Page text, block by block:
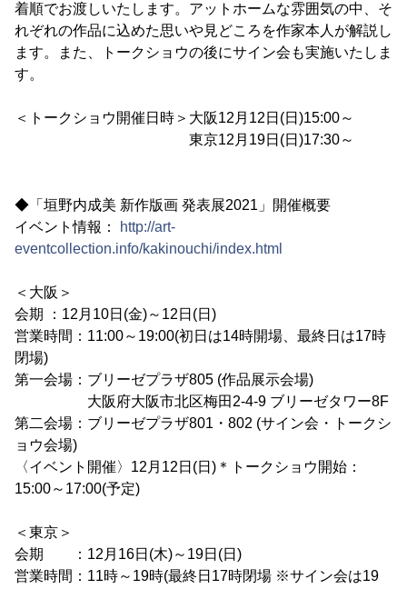
着順でお渡しいたします。アットホームな雰囲気の中、そ
れぞれの作品に込めた思いや見どころを作家本人が解説し
ます。また、トークショウの後にサイン会も実施いたしま
す。
＜トークショウ開催日時＞大阪12月12日(日)15:00～
東京12月19日(日)17:30～
◆「垣野内成美 新作版画 発表展2021」開催概要
イベント情報：
http://art-
eventcollection.info/kakinouchi/index.html
＜大阪＞
会期 ：12月10日(金)～12日(日)
営業時間：11:00～19:00(初日は14時開場、最終日は17時
閉場)
第一会場：ブリーゼプラザ805 (作品展示会場)
大阪府大阪市北区梅田2-4-9 ブリーゼタワー8F
第二会場：ブリーゼプラザ801・802 (サイン会・トークシ
ョウ会場)
〈イベント開催〉12月12日(日)＊トークショウ開始：
15:00～17:00(予定)
＜東京＞
会期 ：12月16日(木)～19日(日)
営業時間：11時～19時(最終日17時閉場 ※サイン会は19